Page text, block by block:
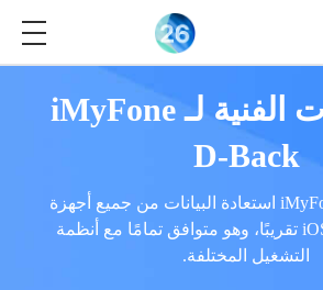
المواصفات الفنية لـ iMyFone
D-Back
يدعم iMyFone D-Back استعادة البيانات من جميع أجهزة
iOS وإصدارات iOS تقريبًا، وهو متوافق تمامًا مع أنظمة
التشغيل المختلفة.